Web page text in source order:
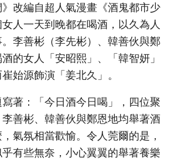
》改編自超人氣漫畫《酒鬼都市少
人一天到晚都在喝酒，以久為人
李善彬（李先彬）、韓善伙與鄭
的女人「安昭熙」、「韓智妍」
始源飾演「姜北久」。
著：「今日酒今日喝」，四位聚
善彬、韓善伙與鄭恩地均舉著酒
氣氛相當歡愉。令人莞爾的是，
有些無奈，小心翼翼的舉著養樂